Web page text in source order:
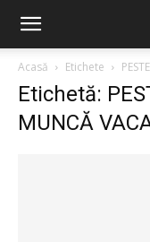
Acasă Etichete
Etichetă:
MUNCĂ